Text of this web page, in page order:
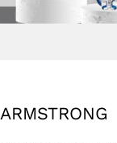
ARMSTRONG